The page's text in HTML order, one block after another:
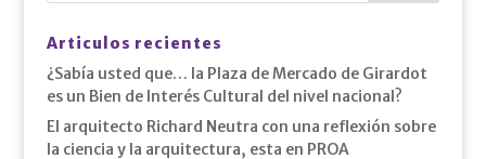
Articulos recientes
¿Sabía usted que… la Plaza de Mercado de Girardot
es un Bien de Interés Cultural del nivel nacional?
El arquitecto Richard Neutra con una reflexión sobre
la ciencia y la arquitectura, esta en PROA